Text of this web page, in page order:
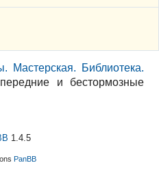
Мастерская. Библиотека.
и бестормозные
1.4.5
PanBB